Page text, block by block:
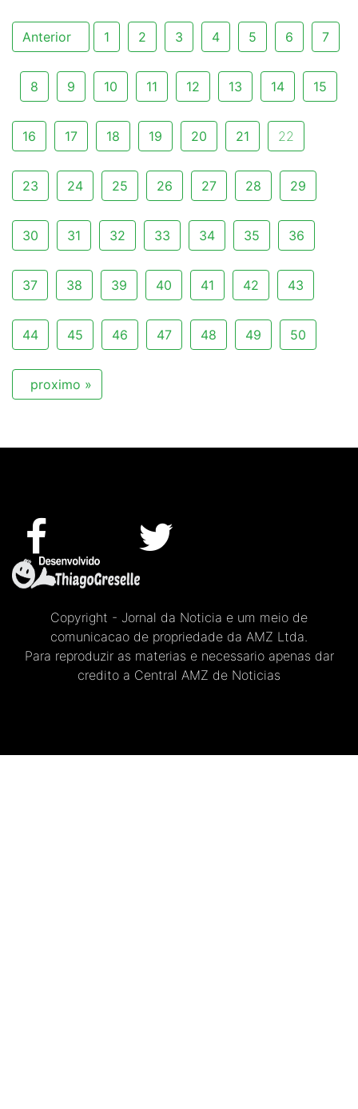
Anterior 1 2 3 4 5 6 7
8 9 10 11 12 13 14 15
16 17 18 19 20 21 22
23 24 25 26 27 28 29
30 31 32 33 34 35 36
37 38 39 40 41 42 43
44 45 46 47 48 49 50
proximo »
Copyright - Jornal da Noticia e um meio de
comunicacao de propriedade da AMZ Ltda.
Para reproduzir as materias e necessario apenas dar
credito a Central AMZ de Noticias